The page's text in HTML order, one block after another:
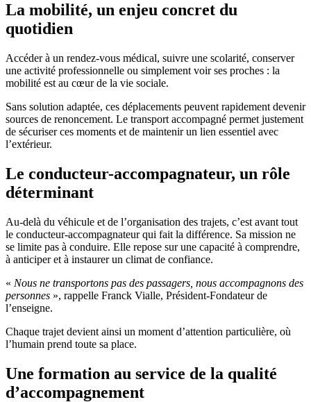
La mobilité, un enjeu concret du
quotidien
Accéder à un rendez-vous médical, suivre une scolarité, conserver
une activité professionnelle ou simplement voir ses proches : la
mobilité est au cœur de la vie sociale.
Sans solution adaptée, ces déplacements peuvent rapidement devenir
sources de renoncement. Le transport accompagné permet justement
de sécuriser ces moments et de maintenir un lien essentiel avec
l’extérieur.
Le conducteur-accompagnateur, un rôle
déterminant
Au-delà du véhicule et de l’organisation des trajets, c’est avant tout
le conducteur-accompagnateur qui fait la différence. Sa mission ne
se limite pas à conduire. Elle repose sur une capacité à comprendre,
à anticiper et à instaurer un climat de confiance.
« Nous ne transportons pas des passagers, nous accompagnons des
personnes », rappelle Franck Vialle, Président-Fondateur de
l’enseigne.
Chaque trajet devient ainsi un moment d’attention particulière, où
l’humain prend toute sa place.
Une formation au service de la qualité
d’accompagnement